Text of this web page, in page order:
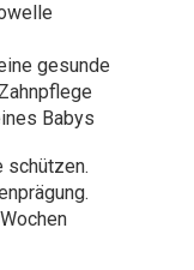
gesunde
Babys
schützen.